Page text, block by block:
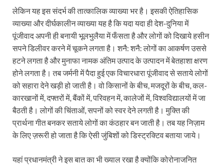
लेकिन यह इस संदर्भ की तात्कालिक व्याख्या भर है। इसकी ऐतिहासिक
व्याख्या और दीर्घकालीन व्याख्या यह है कि यदा यदा ही देश-दुनिया में
पूंजीवाद अपनी ही बनायी भूलभुलैया में फँसता है और लोगों को दिखाये हसीन
सपने डिलीवर करने में चूकने लगता है। शनै: शनै: लोगों का आकर्षण उससे
हटने लगता है और मुनाफा नामक अंतिम उत्पाद के उत्पादन में बेतहाशा क्षरण
होने लगता है। तब जर्मनी में पैदा हुई एक विचारधारा पूंजीवाद से सताये लोगों
को सहारा देने खड़ी हो जाती है। वो किसानों के बीच, मजदूरों के बीच, कल-
कारखानों में, दफ्तरों में, बैंकों में, परिवहन में, कालेजों में, विश्वविद्यालयों में जा
बैठती है। लोगों की चिंताओं, सपनों को स्वर देने लगती है। मुक्ति की
प्रार्थना गीत बनकर सताये लोगों का कंठहार बन जाती है। तब यह निज़ाम
के लिए ज़रूरी हो जाता है कि ऐसी जुंबिशों को डिस्ट्रक्टिव बताया जाये।
यहां प्रधानमंत्री ने इस बात का भी ख्याल रखा है क्योंकि कोरोनाजनित